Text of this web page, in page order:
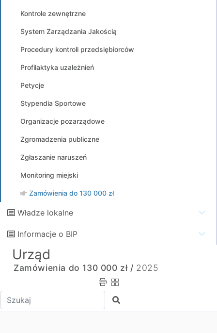
Kontrole zewnętrzne
System Zarządzania Jakością
Procedury kontroli przedsiębiorców
Profilaktyka uzależnień
Petycje
Stypendia Sportowe
Organizacje pozarządowe
Zgromadzenia publiczne
Zgłaszanie naruszeń
Monitoring miejski
Zamówienia do 130 000 zł
Władze lokalne
Informacje o BIP
Urząd
Zamówienia do 130 000 zł / 2025
Wpisz tekst do wyszukania Szukaj